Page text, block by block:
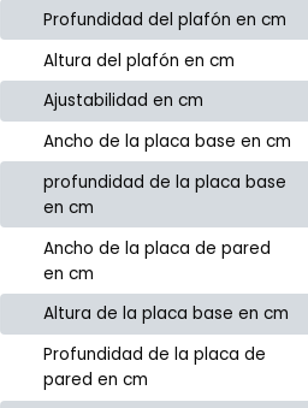
Profundidad del plafón en cm
Altura del plafón en cm
Ajustabilidad en cm
Ancho de la placa base en cm
profundidad de la placa base
en cm
Ancho de la placa de pared
en cm
Altura de la placa base en cm
Profundidad de la placa de
pared en cm